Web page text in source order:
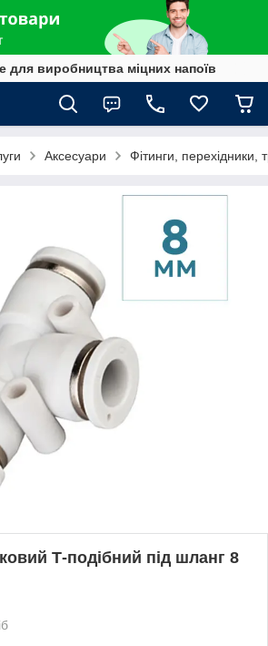
для виробництва міцних напоїв
Аксесуари Фітинги, перехідники,
Т-подібний під шланг 8